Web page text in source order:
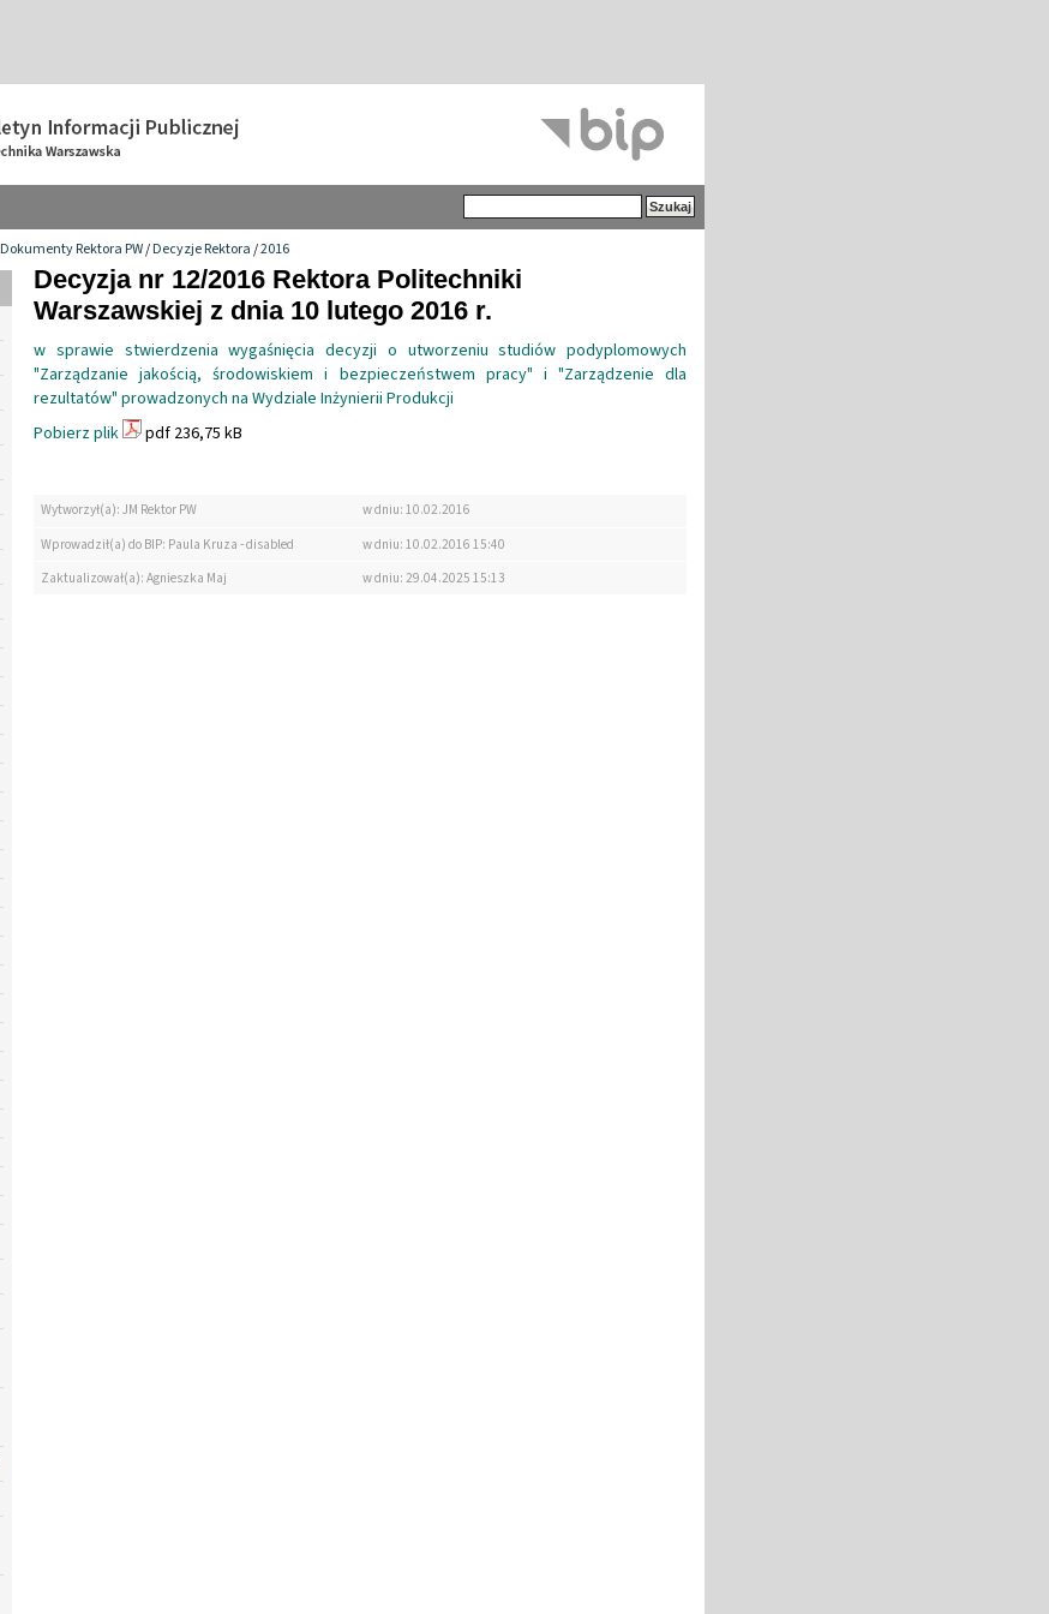
Dokumenty Rektora PW/Decyzje Rektora/2016
Decyzja nr 12/2016 Rektora Politechniki
Warszawskiej z dnia 10 lutego 2016 r.
w sprawie stwierdzenia wygaśnięcia decyzji o utworzeniu studiów podyplomowych
"Zarządzanie jakością, środowiskiem i bezpieczeństwem pracy" i "Zarządzenie dla
rezultatów" prowadzonych na Wydziale Inżynierii Produkcji
Pobierz plik
pdf 236,75 kB
Wytworzył(a): JM Rektor PW
w dniu: 10.02.2016
Wprowadził(a) do BIP: Paula Kruza - disabled
w dniu: 10.02.2016 15:40
Zaktualizował(a): Agnieszka Maj
w dniu: 29.04.2025 15:13